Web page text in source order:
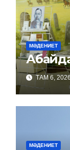
МӘДЕНИЕТ
ТАМ 6, 2026
МӘДЕНИЕТ